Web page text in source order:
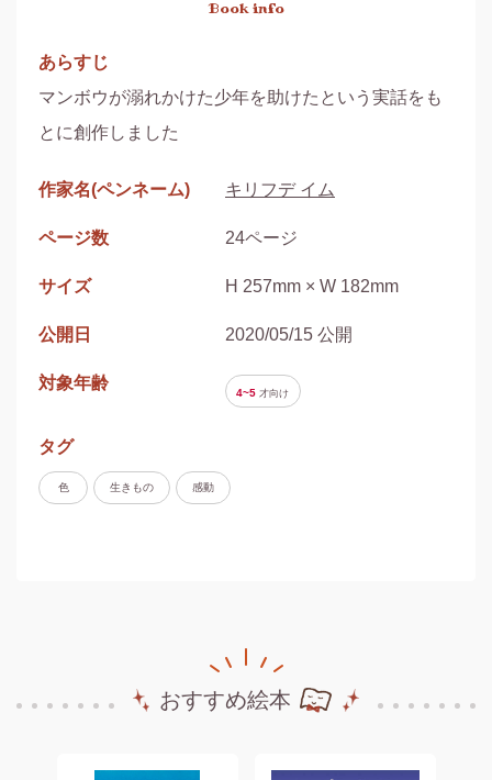
Book info
あらすじ
マンボウが溺れかけた少年を助けたという実話をも
とに創作しました
作家名(ペンネーム) キリフデ イム
ページ数 24ページ
サイズ H 257mm × W 182mm
公開日 2020/05/15 公開
対象年齢
4~5 才向け
タグ
色 生きもの 感動
おすすめ絵本